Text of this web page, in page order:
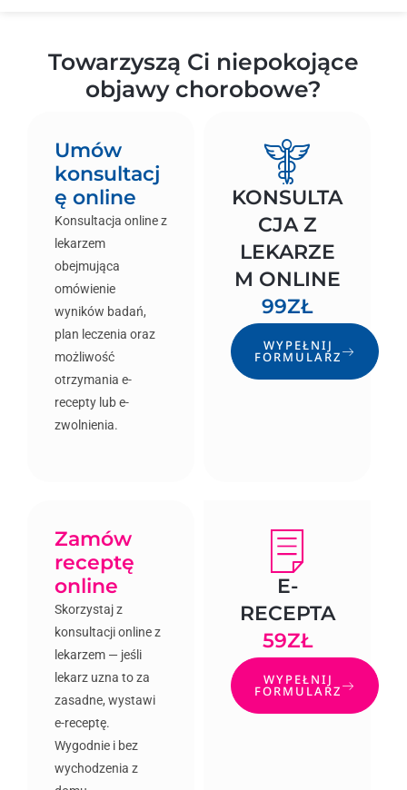
Towarzyszą Ci niepokojące
objawy chorobowe?
Umów
konsultacj
ę online
Konsultacja online z
lekarzem
obejmująca
omówienie
wyników badań,
plan leczenia oraz
możliwość
otrzymania e-
recepty lub e-
zwolnienia.
KONSULTA
CJA Z
LEKARZE
M ONLINE
99ZŁ
WYPEŁNIJ
FORMULARZ
Zamów
receptę
online
Skorzystaj z
konsultacji online z
lekarzem — jeśli
lekarz uzna to za
zasadne, wystawi
e-receptę.
Wygodnie i bez
wychodzenia z
E-
RECEPTA
59ZŁ
WYPEŁNIJ
FORMULARZ